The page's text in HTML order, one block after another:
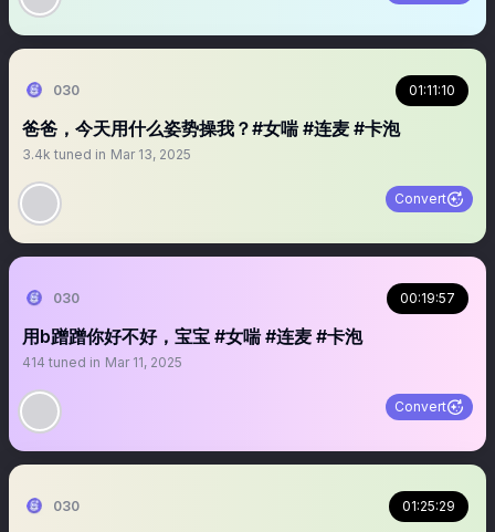
030 01:11:10
爸爸，今天用什么姿势操我？#女喘 #连麦 #卡泡
3.4k tuned in Mar 13, 2025
Convert
030 00:19:57
用b蹭蹭你好不好，宝宝 #女喘 #连麦 #卡泡
414 tuned in Mar 11, 2025
Convert
030 01:25:29